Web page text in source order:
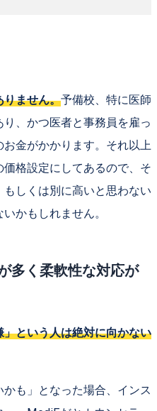
りません。予備校、特に医師
、かつ医者と事務員を雇っ
金がかかります。それ以上
格設定にしてあるので、そ
しくは別に高いと思わない
かもしれません。
多く柔軟性な対応が
という人は絶対に向かない
かも」となった場合、インス